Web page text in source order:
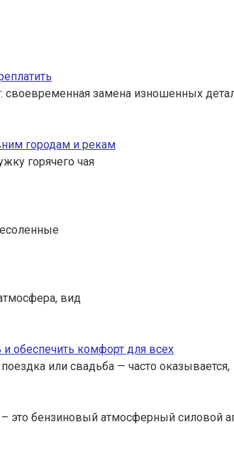
замена изношенных
городам и рекам
горячего чая
вид
обеспечить комфорт для всех
или свадьба — часто оказывается,
это бензиновый атмосферный силовой